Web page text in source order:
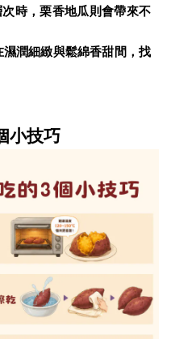
時，栗香地瓜則會帶來不
潤細緻與鬆綿香甜間，找
小技巧